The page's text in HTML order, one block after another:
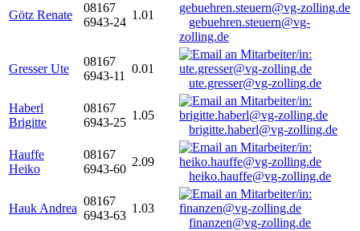
Götz Renate
08167
6943-24
1.01
gebuehren.steuern@vg-
zolling.de
Gresser Ute
08167
6943-11
0.01
ute.gresser@vg-zolling.de
Haberl
Brigitte
08167
6943-25
1.05
brigitte.haberl@vg-zolling.de
Hauffe
Heiko
08167
6943-60
2.09
heiko.hauffe@vg-zolling.de
Hauk Andrea
08167
6943-63
1.03
finanzen@vg-zolling.de